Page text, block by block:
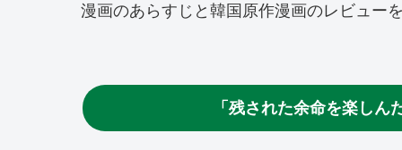
漫画のあらすじと韓国原作漫画のレビュー
「残された余命を楽しん